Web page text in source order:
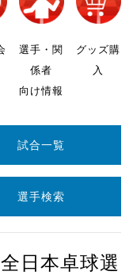
選手・関
係者
向け情報
グッズ購
入
試合一覧
選手検索
日本卓球選